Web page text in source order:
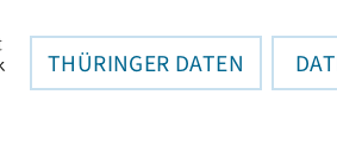
THÜRINGER DATEN